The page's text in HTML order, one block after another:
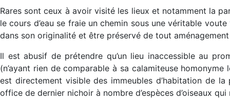
Rares sont ceux à avoir visité les lieux et notamment la
le cours d’eau se fraie un chemin sous une véritable
dans son originalité et être préservé de tout
Il est abusif de prétendre qu’un lieu inaccessible au
(n’ayant rien de comparable à sa calamiteuse
est directement visible des immeubles d’habitation de
office de dernier nichoir à nombre d’espèces d’oiseaux